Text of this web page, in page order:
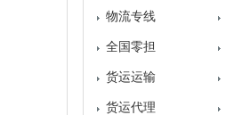
物流专线
全国零担
货运运输
货运代理